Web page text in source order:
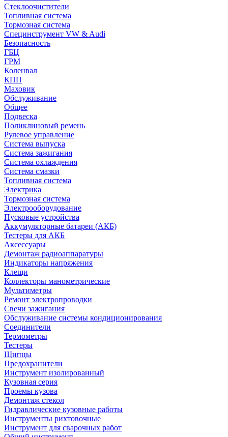
Стеклоочистители
Топливная система
Тормозная система
Специнструмент VW & Audi
Безопасность
ГБЦ
ГРМ
Коленвал
КПП
Маховик
Обслуживание
Общее
Подвеска
Поликлиновый ремень
Рулевое управление
Система выпуска
Система зажигания
Система охлаждения
Система смазки
Топливная система
Электрика
Тормозная система
Электрооборудование
Пусковые устройства
Аккумуляторные батареи (АКБ)
Тестеры для АКБ
Аксессуары
Демонтаж радиоаппаратуры
Индикаторы напряжения
Клещи
Коллекторы манометрические
Мультиметры
Ремонт электропроводки
Свечи зажигания
Обслуживание системы кондиционирования
Соединители
Термометры
Тестеры
Щипцы
Предохранители
Инструмент изолированный
Кузовная серия
Проемы кузова
Демонтаж стекол
Гидравлические кузовные работы
Инструменты рихтовочные
Инструмент для сварочных работ